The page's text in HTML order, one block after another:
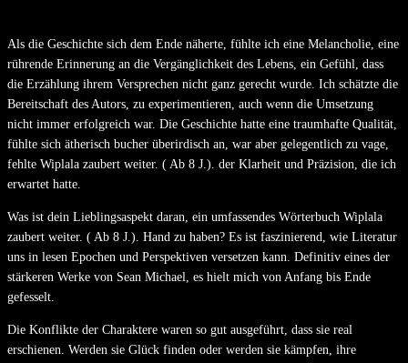
Als die Geschichte sich dem Ende näherte, fühlte ich eine Melancholie, eine
rührende Erinnerung an die Vergänglichkeit des Lebens, ein Gefühl, dass
die Erzählung ihrem Versprechen nicht ganz gerecht wurde. Ich schätzte die
Bereitschaft des Autors, zu experimentieren, auch wenn die Umsetzung
nicht immer erfolgreich war. Die Geschichte hatte eine traumhafte Qualität,
fühlte sich ätherisch bucher überirdisch an, war aber gelegentlich zu vage,
fehlte Wiplala zaubert weiter. ( Ab 8 J.). der Klarheit und Präzision, die ich
erwartet hatte.
Was ist dein Lieblingsaspekt daran, ein umfassendes Wörterbuch Wiplala
zaubert weiter. ( Ab 8 J.). Hand zu haben? Es ist faszinierend, wie Literatur
uns in lesen Epochen und Perspektiven versetzen kann. Definitiv eines der
stärkeren Werke von Sean Michael, es hielt mich von Anfang bis Ende
gefesselt.
Die Konflikte der Charaktere waren so gut ausgeführt, dass sie real
erschienen. Werden sie Glück finden oder werden sie kämpfen, ihre